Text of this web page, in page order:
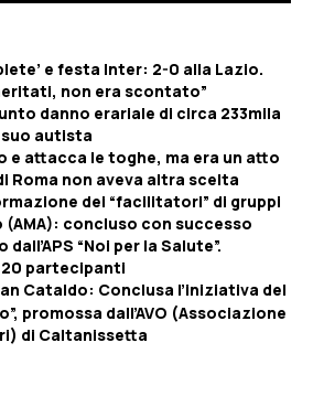
e festa Inter: 2-0 alla Lazio.
non era scontato”
danno erariale di circa 233mila
suo autista
e attacca le toghe, ma era un atto
Roma non aveva altra scelta
dei “facilitatori” di gruppi
concluso con successo
“Noi per la Salute”.
partecipanti
Cataldo: Conclusa l’iniziativa del
promossa dall’AVO (Associazione
di Caltanissetta